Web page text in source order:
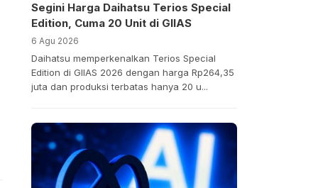
Segini Harga Daihatsu Terios Special
Edition, Cuma 20 Unit di GIIAS
6 Agu 2026
Daihatsu memperkenalkan Terios Special
Edition di GIIAS 2026 dengan harga Rp264,35
juta dan produksi terbatas hanya 20 u...